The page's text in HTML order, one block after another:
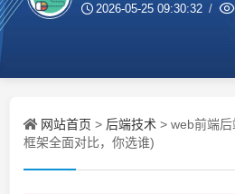
2026-05-25 09:30:32
网站首页 > 后端技术 > web前端
框架全面对比，你选谁)